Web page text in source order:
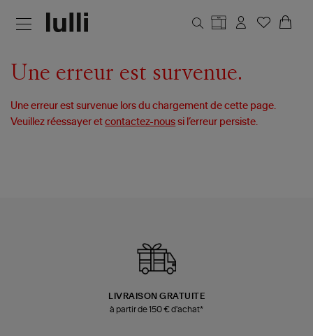
Une erreur est survenue.
Une erreur est survenue lors du chargement de cette page.
Veuillez réessayer etcontactez-nous si l’erreur persiste.
LIVRAISON GRATUITE
à partir de 150 € d'achat*